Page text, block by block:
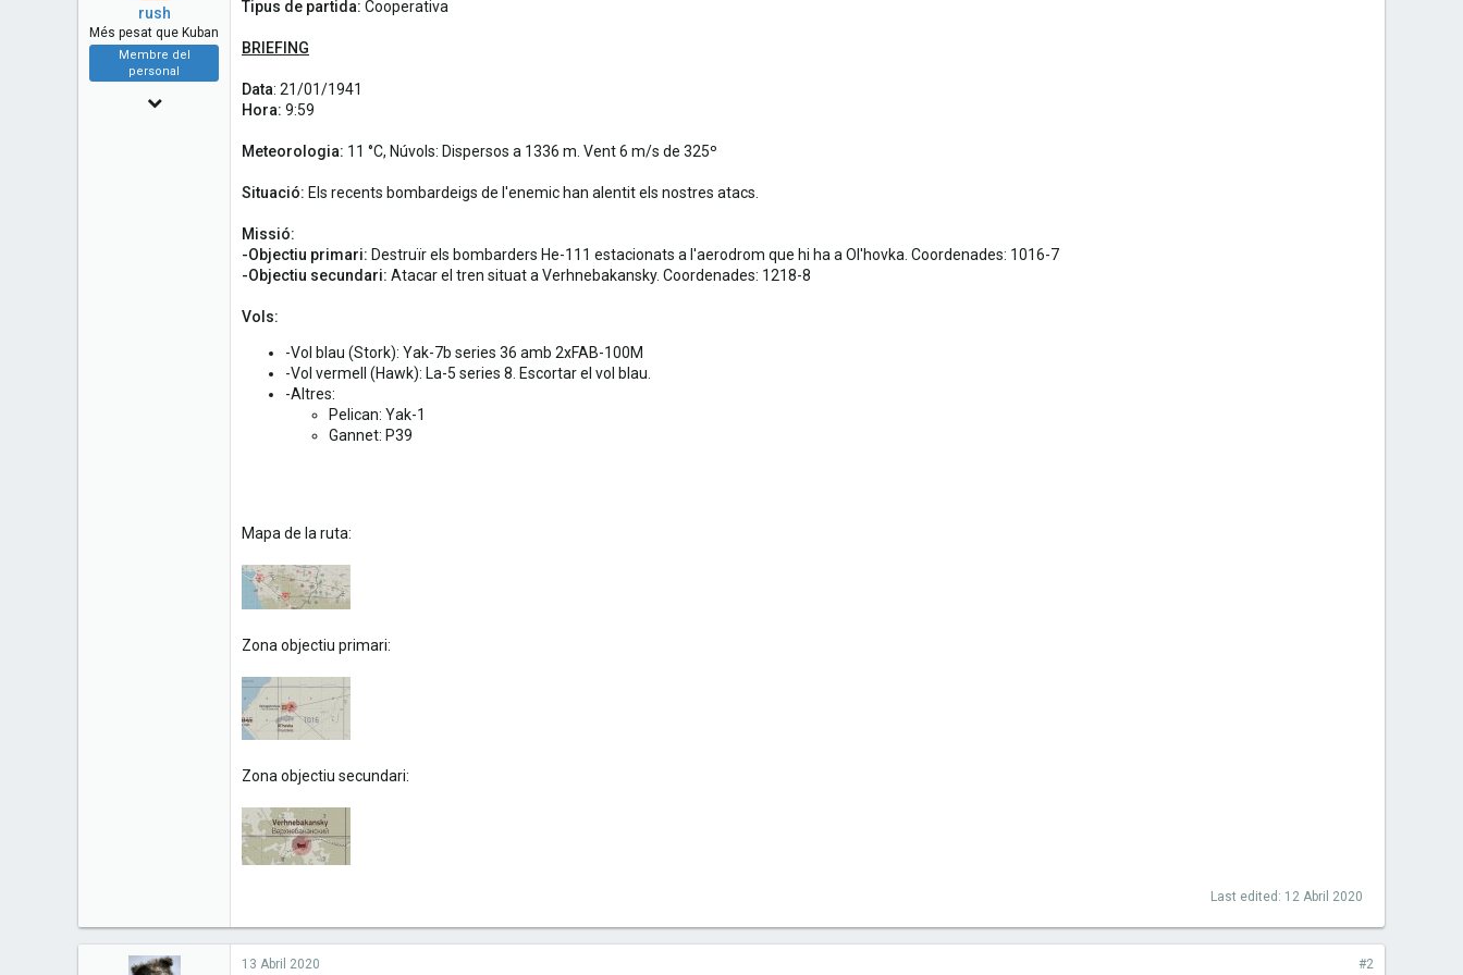
r
t
r
e
rush
Més pesat que Kuban
Membre del
personal
Tipus de partida: Cooperativa
BRIEFING
Data: 21/01/1941
Hora: 9:59
Meteorologia: 11 °C, Núvols: Dispersos a 1336 m. Vent 6 m/s de 325º
Situació: Els recents bombardeigs de l'enemic han alentit els nostres atacs.
Missió:
-Objectiu primari: Destruïr els bombarders He-111 estacionats a l'aerodrom que hi ha a Ol'hovka. Coordenades: 1016-7
-Objectiu secundari: Atacar el tren situat a Verhnebakansky. Coordenades: 1218-8
Vols:
-Vol blau (Stork): Yak-7b series 36 amb 2xFAB-100M
-Vol vermell (Hawk): La-5 series 8. Escortar el vol blau.
-Altres:
Pelican: Yak-1
Gannet: P39
Mapa de la ruta:
Zona objectiu primari:
Zona objectiu secundari:
Last edited: 12 Abril 2020
13 Abril 2020 #2